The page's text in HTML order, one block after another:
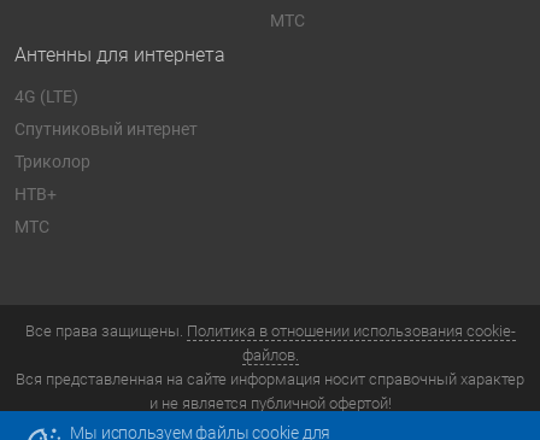
МТС
Антенны для интернета
4G (LTE)
Спутниковый интернет
Триколор
НТВ+
МТС
Все права защищены. Политика в отношении использования cookie-
файлов.
Вся представленная на сайте информация носит справочный характер
и не является публичной офертой!
Компания «ТелеТочка» © 2026. Долгопрудный, улица Горького, 1с2
Мы используем файлы cookie для